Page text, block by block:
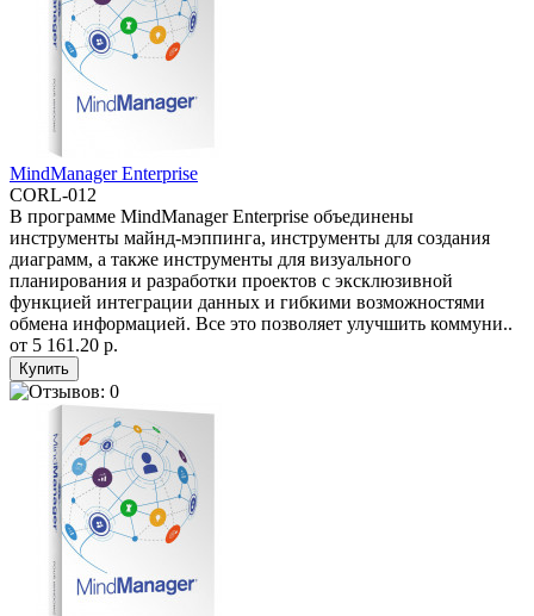
MindManager Enterprise
CORL-012
В программе MindManager Enterprise объединены
инструменты майнд-мэппинга, инструменты для создания
диаграмм, а также инструменты для визуального
планирования и разработки проектов с эксклюзивной
функцией интеграции данных и гибкими возможностями
обмена информацией. Все это позволяет улучшить коммуни..
от 5 161.20 р.